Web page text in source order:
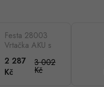
Festa 28003
Vrtačka AKU s
příklepem
FESTA
SHARE 20V
3 002
Kč
2 287
Kč